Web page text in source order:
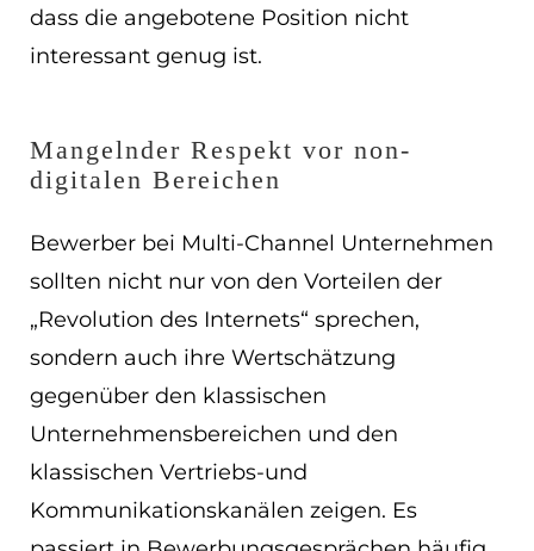
dass die angebotene Position nicht
interessant genug ist.
Mangelnder Respekt vor non-
digitalen Bereichen
Bewerber bei Multi-Channel Unternehmen
sollten nicht nur von den Vorteilen der
„Revolution des Internets“ sprechen,
sondern auch ihre Wertschätzung
gegenüber den klassischen
Unternehmensbereichen und den
klassischen Vertriebs-und
Kommunikationskanälen zeigen. Es